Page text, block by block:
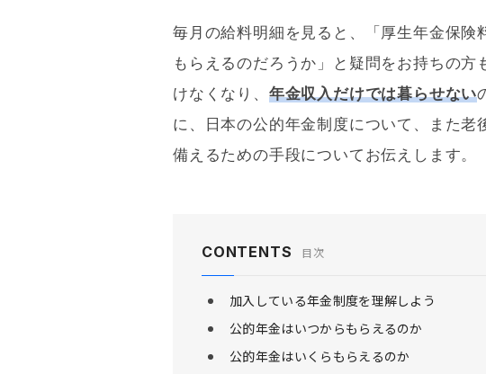
毎月の給料明細を見ると、「厚生年金保険
もらえるのだろうか」と疑問をお持ちの
けなくなり、 年金収入だけでは暮らせない
に、日本の公的年金制度について、また
備えるための手段についてお伝えします。
CONTENTS 目次
加入している年金制度を理解しよう
公的年金はいつからもらえるのか
公的年金はいくらもらえるのか